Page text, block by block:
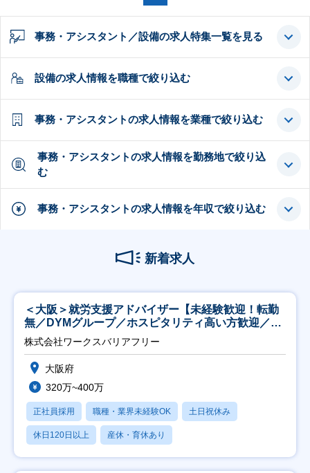
事務・アシスタント／設備の求人特集一覧を見る
設備の求人情報を職種で絞り込む
事務・アシスタントの求人情報を業種で絞り込む
事務・アシスタントの求人情報を勤務地で絞り込
む
事務・アシスタントの求人情報を年収で絞り込む
新着求人
＜大阪＞就労支援アドバイザー【未経験歓迎！転勤
無／DYMグループ／ホスピタリティ高い方歓迎／土
日祝】
株式会社ワークスバリアフリー
大阪府
320万~400万
正社員採用 職種・業界未経験OK 土日祝休み
休日120日以上 産休・育休あり